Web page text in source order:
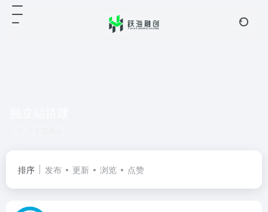
排序 发布 更新 浏览 点赞